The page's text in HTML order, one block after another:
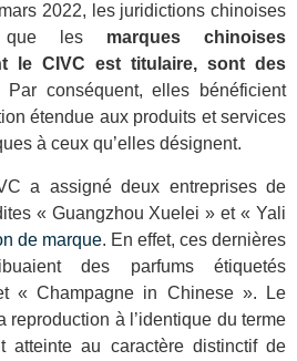
2022, les juridictions chinoises
que les marques chinoises
le CIVC est titulaire, sont des
Par conséquent, elles bénéficient
étendue aux produits et services
à ceux qu’elles désignent.
a assigné deux entreprises de
« Guangzhou Xuelei » et « Yali
de marque. En effet, ces dernières
des parfums étiquetés
« Champagne in Chinese ». Le
reproduction à l’identique du terme
atteinte au caractère distinctif de